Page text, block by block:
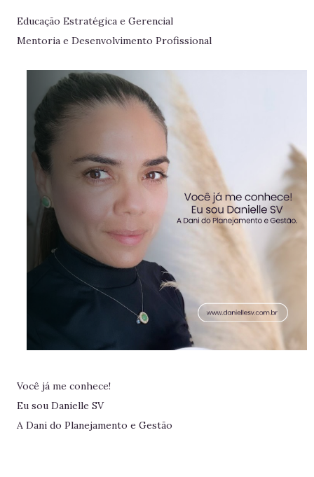
Educação Estratégica e Gerencial
Mentoria e Desenvolvimento Profissional
Você já me conhece!
Eu sou Danielle SV
A Dani do Planejamento e Gestão